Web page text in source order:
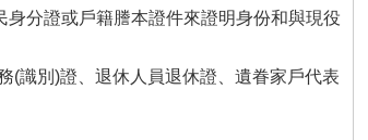
分證或戶籍謄本證件來證明身份和與現役
(識別)證、退休人員退休證、遺眷家戶代表